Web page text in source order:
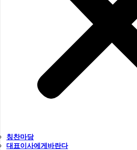
칭찬마당
대표이사에게바란다